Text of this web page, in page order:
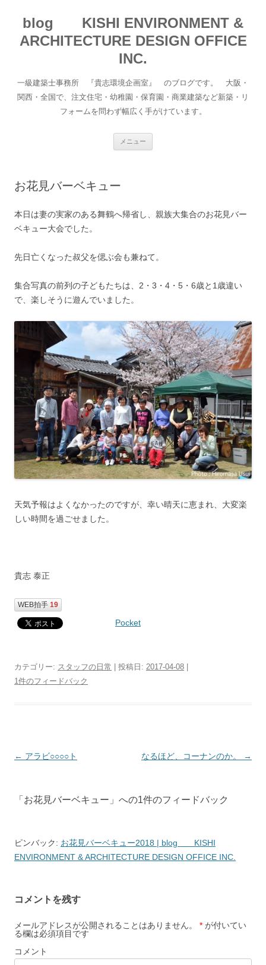
blog KISHI ENVIRONMENT &
ARCHITECTURE DESIGN OFFICE
INC.
一級建築士事務所 『貴志環境企画室』 のブログです。 大阪・
関西・全国で、注文住宅・幼稚園・保育園・商業建築など新築・リ
フォームを問わず幅広く手がけています。
メニュー
お花見バーベキュー
本日は妻の実家のある舞鶴へ帰省し、親族大集合のお花見バー
ベキュー大会でした。
先日亡くなった叔父を偲ぶ会も兼ねて。
集合写真の前列の子どもたちは、2・3・4・5・6歳と1歳違い
で、楽しそうに遊んでいました。
天気予報はよくなかったのですが、幸い晴天に恵まれ、大変楽
しい時間を過ごせました。
貴志 泰正
WEB拍手 19
Pocket
カテゴリー: スタッフの日常 | 投稿日: 2017-04-08
1件のフィードバック
投
ー
シ
← アラビ○○○○ト なるほど、コーナンのか。 →
「 お花見バーベキュー 」への1件のフィードバック
ピンバック: お花見バーベキュー2018 | blog KISHI
ENVIRONMENT & ARCHITECTURE DESIGN OFFICE INC.
コメントを残す
メールアドレスが公開されることはありません。 * が付いてい
る欄は必須項目です
コメント